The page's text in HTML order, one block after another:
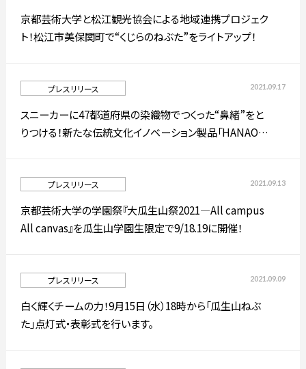
通信教育部
藝術学舎
京都芸術大学と松江観光協会による地域連携プロジェク
ト！松江市美保関町で“くじらのねぶた”をライトアップ！
2021.09.17
プレスリリース
スニーカーに47都道府県の染織物でつくった“鼻緒”をと
りつける！新たな伝統文化イノベーション製品「HANAO
2021.09.13
プレスリリース
京都芸術大学の学園祭『大瓜生山祭2021―All campus
All canvas』を瓜生山学園生限定で9/18.19に開催！
2021.09.09
プレスリリース
白く輝くチームの力！9月15日（水）18時から「瓜生山ねぶ
た」点灯式・表彰式を行います。